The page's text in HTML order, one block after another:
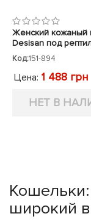
Женский кожаный
Desisan под
Код:151-894
Цена: 1 488 грн
НЕТ В
широкий